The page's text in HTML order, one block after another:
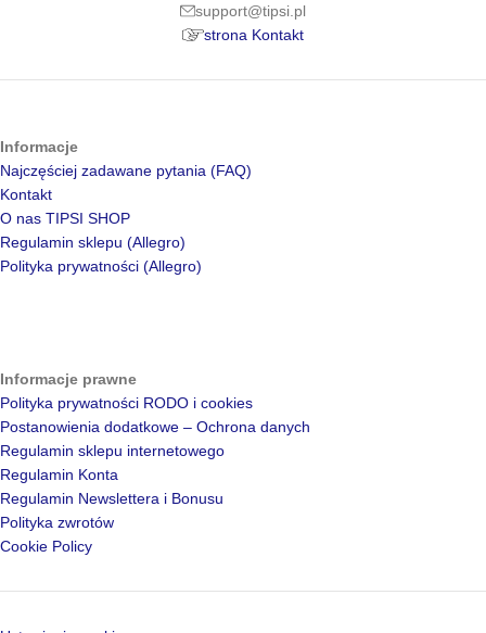
support@tipsi.pl
strona Kontakt
Informacje
Najczęściej zadawane pytania (FAQ)
Kontakt
O nas TIPSI SHOP
Regulamin sklepu (Allegro)
Polityka prywatności (Allegro)
Informacje prawne
Polityka prywatności RODO i cookies
Postanowienia dodatkowe – Ochrona danych
Regulamin sklepu internetowego
Regulamin Konta
Regulamin Newslettera i Bonusu
Polityka zwrotów
Cookie Policy